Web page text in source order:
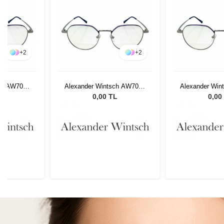
+2
AW7009
+2
Alexander Wintsch AW7009
C3
0,00 TL
Alexander
C3
0,00